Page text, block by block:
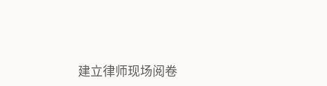
建立律师现场阅卷